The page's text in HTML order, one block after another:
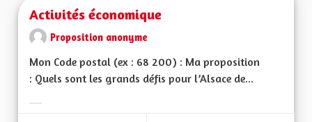
Activités économique
Proposition anonyme
Mon Code postal (ex : 68 200) : Ma proposition
: Quels sont les grands défis pour l’Alsace de...